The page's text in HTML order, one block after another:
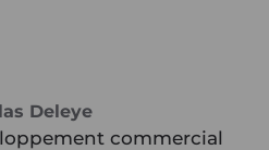
Deleye
commercial